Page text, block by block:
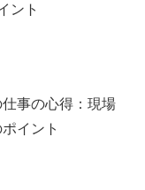
ント
事の心得：現場
イント